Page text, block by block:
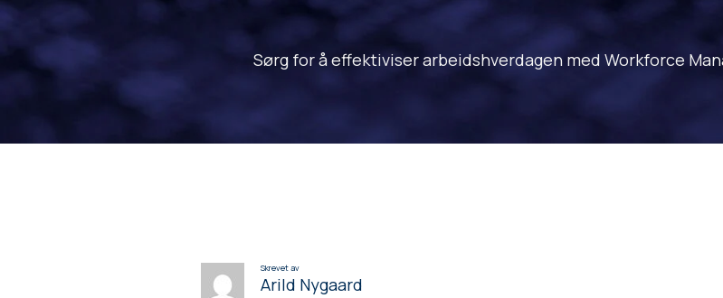
Sørg for å effektiviser arbeidshverdagen med Workforce
Skrevet av
Arild Nygaard